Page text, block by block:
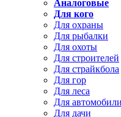
Аналоговые
Для кого
Для охраны
Для рыбалки
Для охоты
Для строителей
Для страйкбола
Для гор
Для леса
Для
Для дачи